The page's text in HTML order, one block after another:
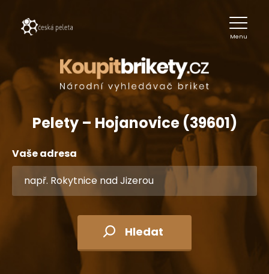
Menu
Pelety – Hojanovice (39601)
Vaše adresa
Hledat